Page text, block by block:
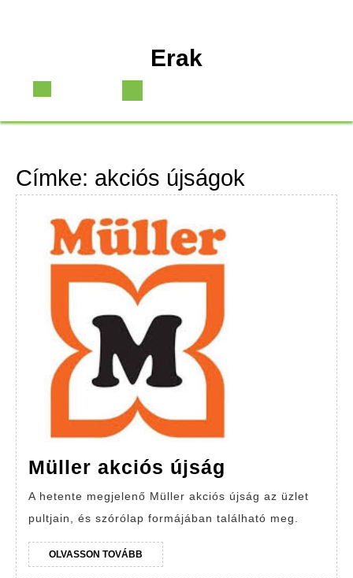
content
Erak
Button
Címke: akciós újságok
Müller akciós újság
akciós
újság
A hetente megjelenő Müller akciós újság az üzlet
pultjain, és szórólap formájában található meg.
OLVASSON TOVÁBB OLVASSON
TOVÁBB